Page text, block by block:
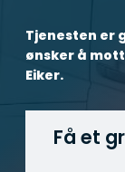
Tjenesten er
ønsker å
Eiker.
Få et